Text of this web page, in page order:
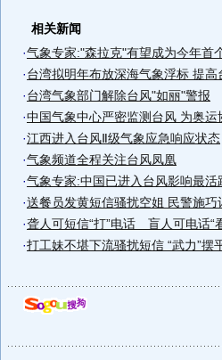
相关新闻
·气象专家:"森拉克"有望成为今年首
·台湾拟明年布放深海气象浮标 提高
·台湾气象部门解除台风"如丽"警报
·中国气象中心严密监测台风 为奥运
·江西进入台风Ⅱ级气象应急响应状态
·气象频道全程关注台风凤凰
·气象专家:中国已进入台风影响最活
·送餐员发黄短信骚扰空姐 民警施巧
·聋人可短信“打”电话 盲人可电话“
·打工妹不堪下流骚扰短信 “武力”摆